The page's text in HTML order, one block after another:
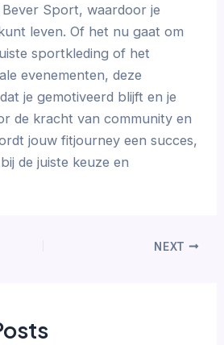
Sport, waardoor je
leven. Of het nu gaat om
sportkleding of het
evenementen, deze
je gemotiveerd blijft en je
de kracht van community en
jouw fitjourney een succes,
de juiste keuze en
NEXT